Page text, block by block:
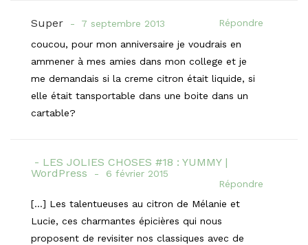
Super 7 septembre 2013
Répondre
coucou, pour mon anniversaire je voudrais en
ammener à mes amies dans mon college et je
me demandais si la creme citron était liquide, si
elle était tansportable dans une boite dans un
cartable?
LES JOLIES CHOSES #18 : YUMMY |
WordPress
6 février 2015
Répondre
[…] Les talentueuses au citron de Mélanie et
Lucie, ces charmantes épicières qui nous
proposent de revisiter nos classiques avec de